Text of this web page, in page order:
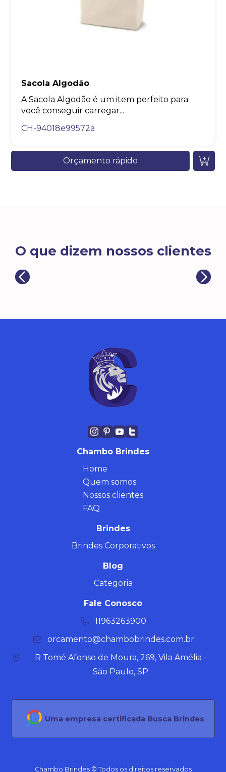
Sacola Algodão
A Sacola Algodão é um item perfeito para
você conseguir carregar...
CH-94018e99572a
Orçamento rápido
O que dizem nossos clientes
Chambo Brindes
Home
Quem somos
Nossos clientes
FAQ
Brindes
Brindes Corporativos
Blog
Categoria
Fale Conosco
11963263900
orcamento@chambobrindes.com.br
R Tomé Afonso de Moura, 269, Vila Amélia -
São Paulo, SP
Uma empresa certificada Busca Brindes
Chambo Brindes © Todos os direitos reservados